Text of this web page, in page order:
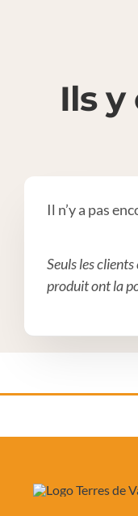
Ils
Il n’y a pas
Seuls les
produit ont la